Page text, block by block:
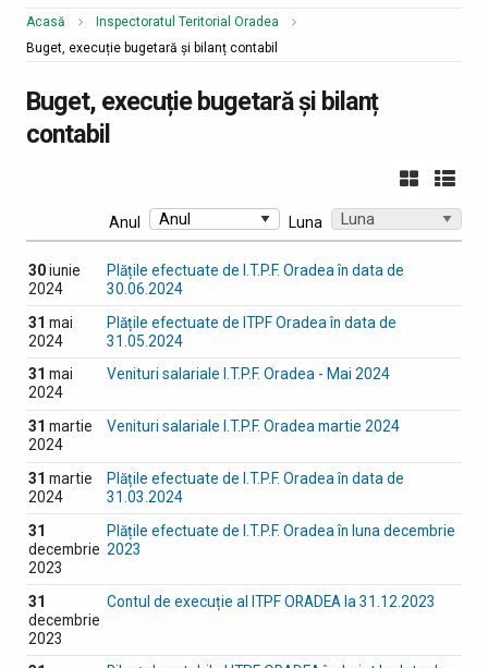
Acasă
Inspectoratul Teritorial Oradea
Buget, execuție bugetară și bilanț contabil
Buget, execuție bugetară și bilanț
contabil
Luna
Anul
30iunie
2024
Plățile efectuate de I.T.P.F. Oradea în data de
30.06.2024
31 mai
2024
Plățile efectuate de ITPF Oradea în data de
31.05.2024
31 mai
2024
Venituri salariale I.T.P.F. Oradea - Mai 2024
31 martie
2024
Venituri salariale I.T.P.F. Oradea martie 2024
31 martie
2024
Plățile efectuate de I.T.P.F. Oradea în data de
31.03.2024
31
decembrie
2023
Plățile efectuate de I.T.P.F. Oradea în luna decembrie
2023
31
decembrie
2023
Contul de execuție al ITPF ORADEA la 31.12.2023